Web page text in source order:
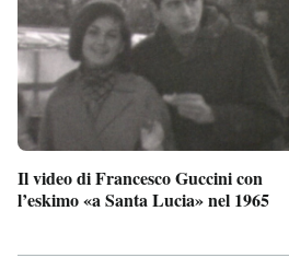
Il video di Francesco Guccini con
l’eskimo «a Santa Lucia» nel 1965